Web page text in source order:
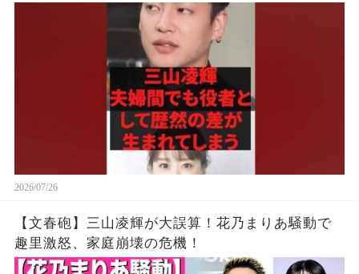
2026/07/26
【文春砲】三山凌輝が大誤算！花乃まりあ騒動で
趣里激怒、家庭崩壊の危機！